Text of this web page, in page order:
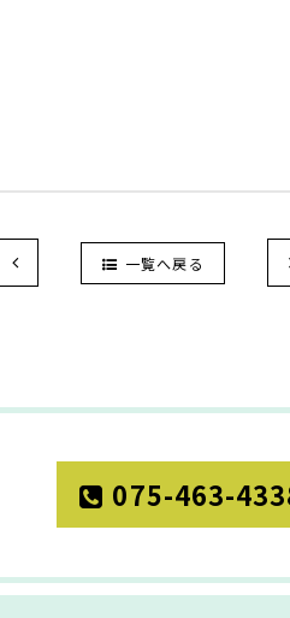
一覧へ戻る
075-463-